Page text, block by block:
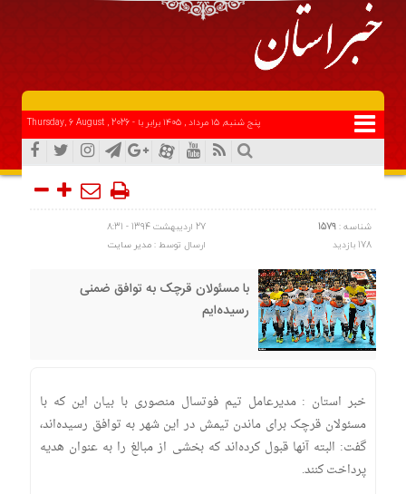
پنج شنبه, ۱۵ مرداد , ۱۴۰۵ برابر با - Thursday, 6 August , 2026
شناسه :1579
27 اردیبهشت 1394 - 8:31
178 بازدید
ارسال توسط :مدیر سایت
با مسئولان قرچک به توافق ضمنی
رسیده‌ایم
خبر استان : مدیرعامل تیم فوتسال منصوری با بیان این که با
مسئولان قرچک برای ماندن تیمش در این شهر به توافق رسیده‌اند،
گفت: البته آنها قبول کرده‌اند که بخشی از مبالغ را به عنوان هدیه
پرداخت کنند.